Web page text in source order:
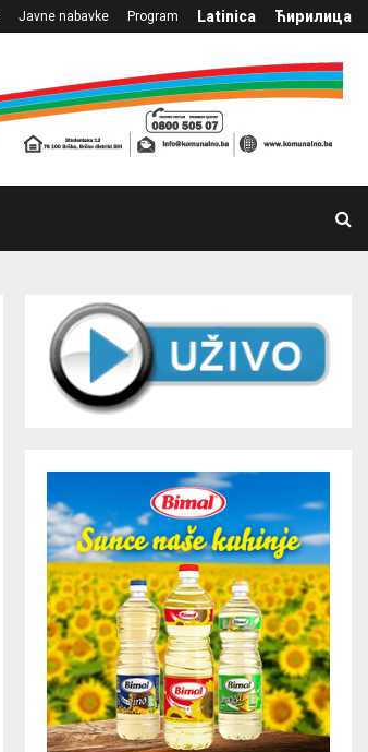
Javne nabavke Program Latinica Ћирилица